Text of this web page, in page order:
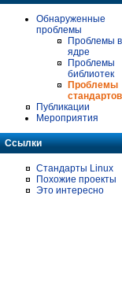
Обнаруженные
проблемы
Проблемы в
ядре
Проблемы
библиотек
Проблемы
стандартов
Публикации
Мероприятия
Ссылки
Стандарты Linux
Похожие проекты
Это интересно